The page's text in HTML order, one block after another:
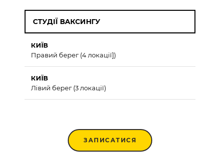
СТУДІЇ ВАКСИНГУ
КИЇВ
Правий берег (4 локації])
КИЇВ
Лівий берег (3 локації)
ЗАПИСАТИСЯ